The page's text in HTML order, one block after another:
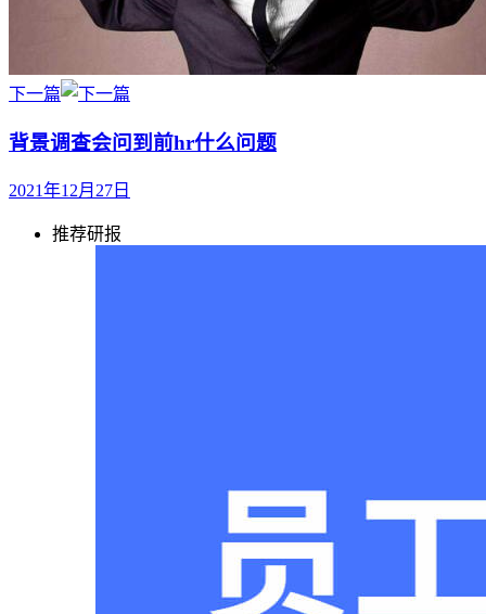
下一篇
背景调查会问到前hr什么问题
2021年12月27日
推荐研报